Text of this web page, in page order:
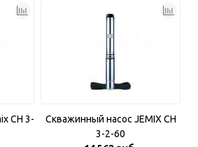
CH 3-
Скважинный насос JEMIX CH
3-2-60